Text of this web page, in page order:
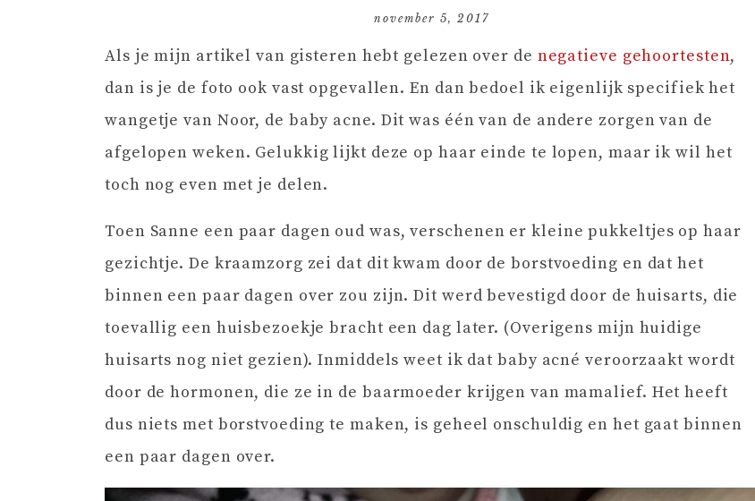
november 5, 2017
Als je mijn artikel van gisteren hebt gelezen over de negatieve gehoortesten,
dan is je de foto ook vast opgevallen. En dan bedoel ik eigenlijk specifiek het
wangetje van Noor, de baby acne. Dit was één van de andere zorgen van de
afgelopen weken. Gelukkig lijkt deze op haar einde te lopen, maar ik wil het
toch nog even met je delen.
Toen Sanne een paar dagen oud was, verschenen er kleine pukkeltjes op haar
gezichtje. De kraamzorg zei dat dit kwam door de borstvoeding en dat het
binnen een paar dagen over zou zijn. Dit werd bevestigd door de huisarts, die
toevallig een huisbezoekje bracht een dag later. (Overigens mijn huidige
huisarts nog niet gezien). Inmiddels weet ik dat baby acné veroorzaakt wordt
door de hormonen, die ze in de baarmoeder krijgen van mamalief. Het heeft
dus niets met borstvoeding te maken, is geheel onschuldig en het gaat binnen
een paar dagen over.